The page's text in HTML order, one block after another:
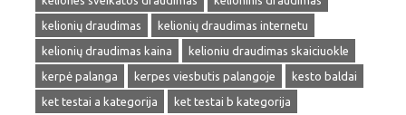
kelionių draudimas
kelionių draudimas internetu
kelionių draudimas kaina
kelioniu draudimas skaiciuokle
kerpė palanga
kerpes viesbutis palangoje
kesto baldai
ket testai a kategorija
ket testai b kategorija